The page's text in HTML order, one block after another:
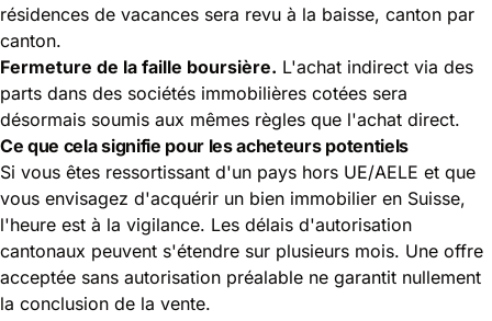
résidences de vacances sera revu à la baisse, canton par
canton.
Fermeture de la faille boursière. L'achat indirect via des
parts dans des sociétés immobilières cotées sera
désormais soumis aux mêmes règles que l'achat direct.
Ce que cela signifie pour les acheteurs potentiels
Si vous êtes ressortissant d'un pays hors UE/AELE et que
vous envisagez d'acquérir un bien immobilier en Suisse,
l'heure est à la vigilance. Les délais d'autorisation
cantonaux peuvent s'étendre sur plusieurs mois. Une offre
acceptée sans autorisation préalable ne garantit nullement
la conclusion de la vente.